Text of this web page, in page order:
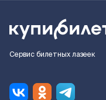
Сервис билетных лазеек